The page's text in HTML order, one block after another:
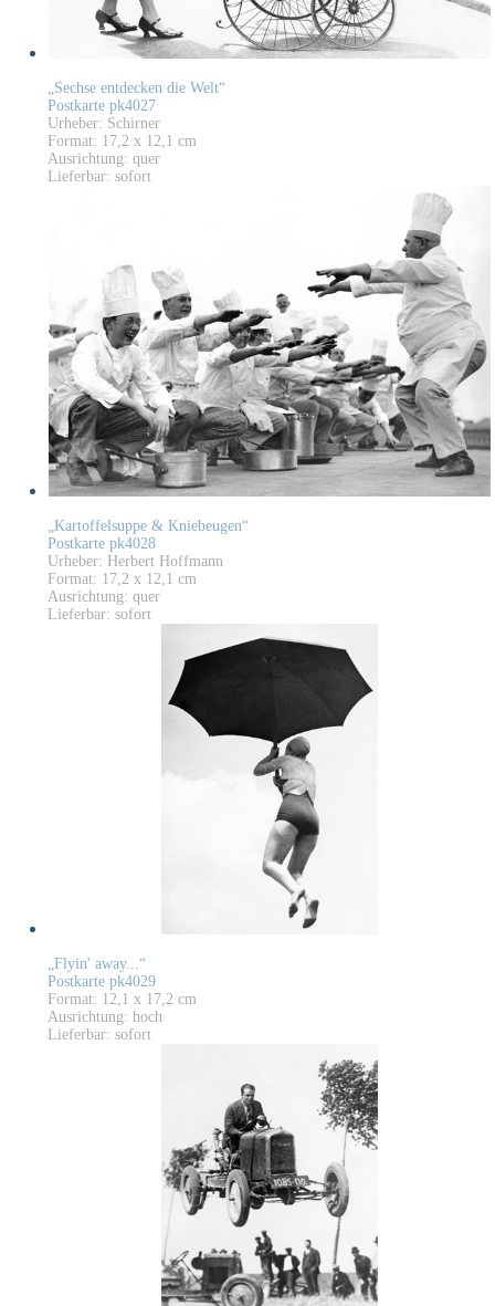
„Sechse entdecken die Welt“
Postkarte pk4027
Urheber: Schirner
Format: 17,2 x 12,1 cm
Ausrichtung: quer
Lieferbar: sofort
„Kartoffelsuppe & Kniebeugen“
Postkarte pk4028
Urheber: Herbert Hoffmann
Format: 17,2 x 12,1 cm
Ausrichtung: quer
Lieferbar: sofort
„Flyin' away...“
Postkarte pk4029
Format: 12,1 x 17,2 cm
Ausrichtung: hoch
Lieferbar: sofort